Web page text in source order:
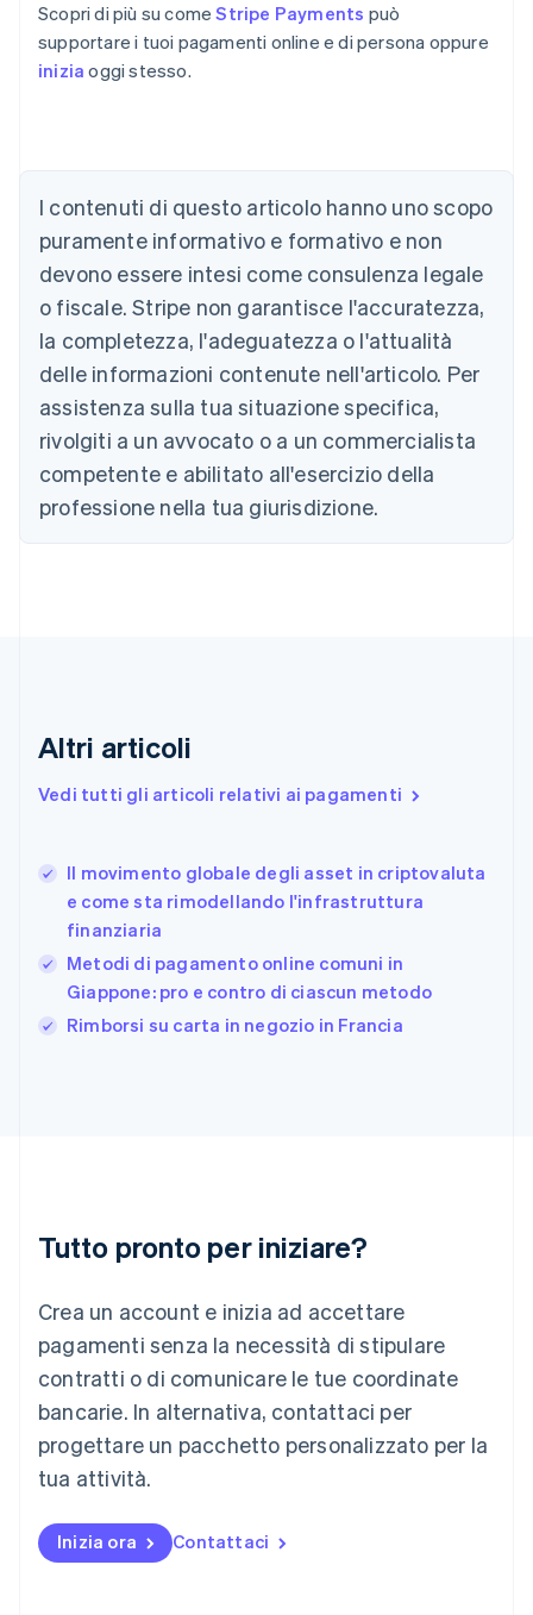
Scopri di più su comeStripe Payments può
supportare i tuoi pagamenti online e di persona oppure
inizia oggi stesso.
I contenuti di questo articolo hanno uno scopo
puramente informativo e formativo e non
devono essere intesi come consulenza legale
o fiscale. Stripe non garantisce l'accuratezza,
la completezza, l'adeguatezza o l'attualità
delle informazioni contenute nell'articolo. Per
assistenza sulla tua situazione specifica,
rivolgiti a un avvocato o a un commercialista
competente e abilitato all'esercizio della
professione nella tua giurisdizione.
Altri articoli
Vedi tutti gli articoli relativi ai pagamenti
Il movimento globale degli asset in criptovaluta
e come sta rimodellando l'infrastruttura
finanziaria
Metodi di pagamento online comuni in
Giappone: pro e contro di ciascun metodo
Rimborsi su carta in negozio in Francia
Tutto pronto per iniziare?
Crea un account e inizia ad accettare
pagamenti senza la necessità di stipulare
contratti o di comunicare le tue coordinate
bancarie. In alternativa, contattaci per
progettare un pacchetto personalizzato per la
tua attività.
Inizia ora Contattaci
English
Austria
Deutsch English
Belgio
NederlandsFrançaisDeutschEnglish
PortuguêsEnglish
Bulgaria
English
Canada
English Français
Cina continentale
Cipro
English
EnglishSvenska
FrançaisEnglish
Giappone
日本語English
Gibilterra
Grecia
English
India
Lituania
Lussemburgo
Deutsch English
Malaysia
English 简体中文
Malta
Messico
EspañolEnglish
English
Nuova Zelanda